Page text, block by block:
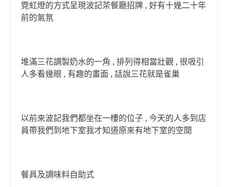
霓虹燈的方式呈現波記茶餐廳招牌 , 好有十幾二十年
前的氣氛
堆滿三花調製奶水的一角 , 排列得相當壯觀 , 很吸引
人多看幾眼 , 有趣的畫面 , 話說三花就是雀巢
以前來波記我們都坐在一樓的位子 , 今天的人多到店
員帶我們到地下室我才知道原來有地下室的空間
餐具及調味料自助式